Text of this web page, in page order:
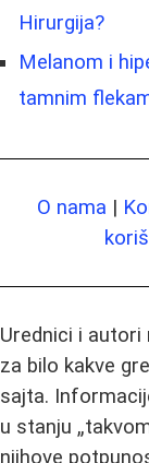
Hirurgija?
Melanom i
tamnim
O nama |
Urednici i autori
za bilo kakve
sajta.
u stanju
njihove